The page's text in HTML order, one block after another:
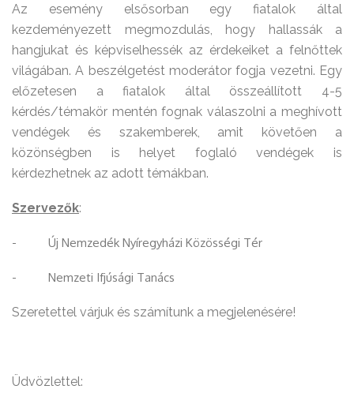
Az esemény elsősorban egy fiatalok által
kezdeményezett megmozdulás, hogy hallassák a
hangjukat és képviselhessék az érdekeiket a felnőttek
világában. A beszélgetést moderátor fogja vezetni. Egy
előzetesen a fiatalok által összeállított 4-5
kérdés/témakör mentén fognak válaszolni a meghívott
vendégek és szakemberek, amit követően a
közönségben is helyet foglaló vendégek is
kérdezhetnek az adott témákban.
Szervezők:
- Új Nemzedék Nyíregyházi Közösségi Tér
- Nemzeti Ifjúsági Tanács
Szeretettel várjuk és számítunk a megjelenésére!
Üdvözlettel: